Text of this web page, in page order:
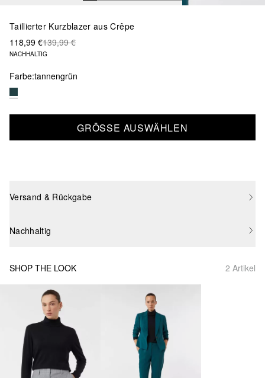
Taillierter Kurzblazer aus Crêpe
118,99 €139,99 €
NACHHALTIG
Farbe:tannengrün
GRÖSSE AUSWÄHLEN
Versand & Rückgabe
Nachhaltig
SHOP THE LOOK 2 Artikel